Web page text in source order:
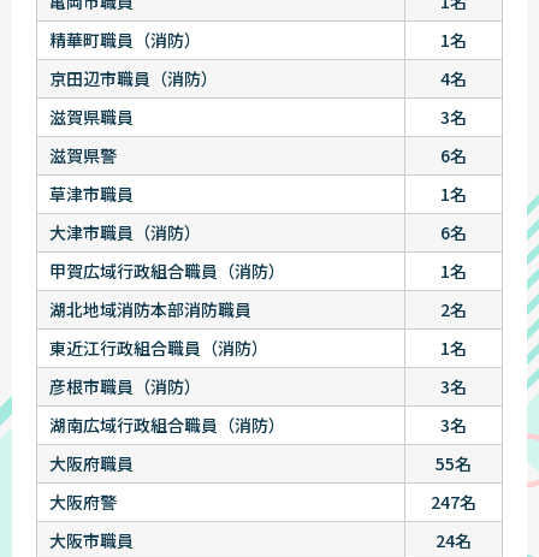
精華町職員（消防）
1名
京田辺市職員（消防）
4名
滋賀県職員
3名
滋賀県警
6名
草津市職員
1名
大津市職員（消防）
6名
甲賀広域行政組合職員（消防）
1名
湖北地域消防本部消防職員
2名
東近江行政組合職員（消防）
1名
彦根市職員（消防）
3名
湖南広域行政組合職員（消防）
3名
大阪府職員
55名
大阪府警
247名
大阪市職員
24名